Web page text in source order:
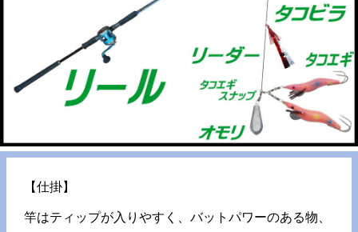
【仕掛】
竿はティップが入りやすく、バットパワーのある物、